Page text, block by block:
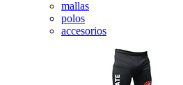
mallas
polos
accesorios